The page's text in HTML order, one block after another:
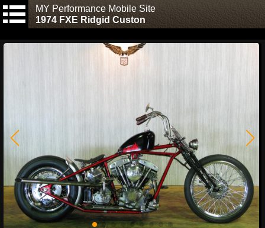
MY Performance Mobile Site
1974 FXE Ridgid Custon